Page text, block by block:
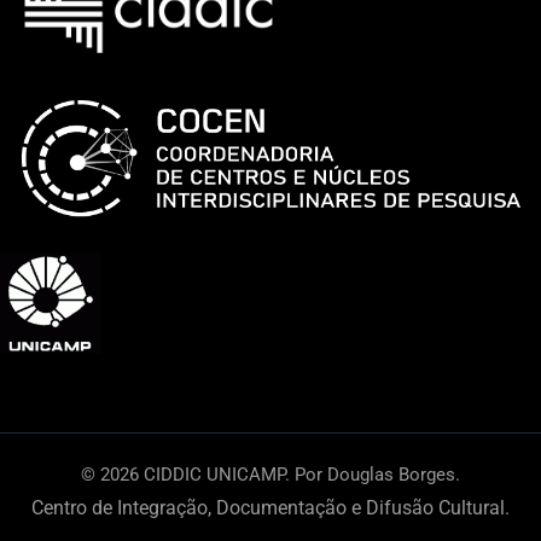
Encontros
© 2026 CIDDIC UNICAMP. Por Douglas Borges.
Centro de Integração, Documentação e Difusão Cultural.